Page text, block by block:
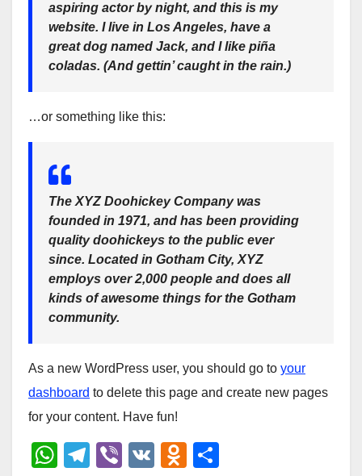
aspiring actor by night, and this is my
website. I live in Los Angeles, have a
great dog named Jack, and I like piña
coladas. (And gettin’ caught in the rain.)
…or something like this:
The XYZ Doohickey Company was
founded in 1971, and has been providing
quality doohickeys to the public ever
since. Located in Gotham City, XYZ
employs over 2,000 people and does all
kinds of awesome things for the Gotham
community.
As a new WordPress user, you should go to your
dashboard to delete this page and create new pages
for your content. Have fun!
W
T
Vi
V
O